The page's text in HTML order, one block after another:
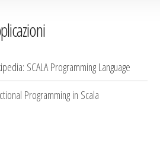
SCALA Programming Language
Programming in Scala